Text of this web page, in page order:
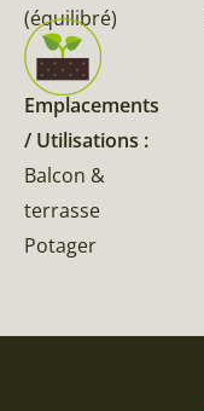
(équilibré)
Emplacements
/ Utilisations :
Balcon &
terrasse
Potager